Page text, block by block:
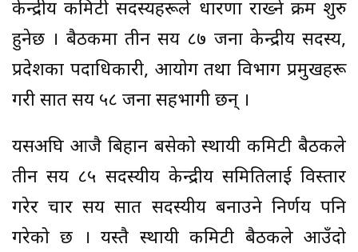
केन्द्रीय कमिटी सदस्यहरूले धारणा राख्ने क्रम शुरु
हुनेछ । बैठकमा तीन सय ८७ जना केन्द्रीय सदस्य,
प्रदेशका पदाधिकारी, आयोग तथा विभाग प्रमुखहरू
गरी सात सय ५८ जना सहभागी छन् ।
यसअघि आजै बिहान बसेको स्थायी कमिटी बैठकले
तीन सय ८५ सदस्यीय केन्द्रीय समितिलाई विस्तार
गरेर चार सय सात सदस्यीय बनाउने निर्णय पनि
गरेको छ । यस्तै स्थायी कमिटी बैठकले आउँदो